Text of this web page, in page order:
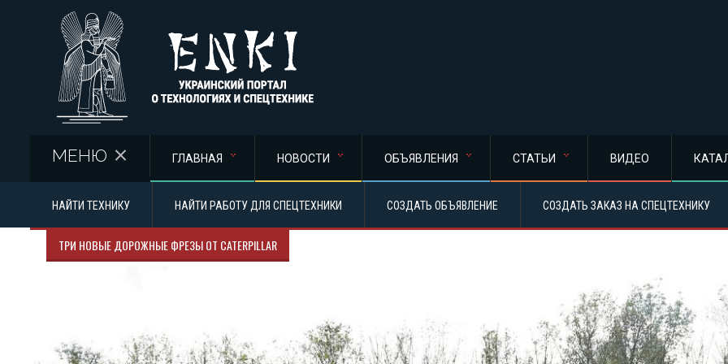
МЕНЮ ГЛАВНАЯ НОВОСТИ ОБЪЯВЛЕНИЯ СТАТЬИ ВИДЕО
НАЙТИ ТЕХНИКУ НАЙТИ РАБОТУ ДЛЯ СПЕЦТЕХНИКИ СОЗДАТЬ ОБЪЯВЛЕНИЕ СОЗДАТЬ ЗАКАЗ НА СПЕЦТЕХНИКУ
ТРИ НОВЫЕ ДОРОЖНЫЕ ФРЕЗЫ ОТ CATERPILLAR